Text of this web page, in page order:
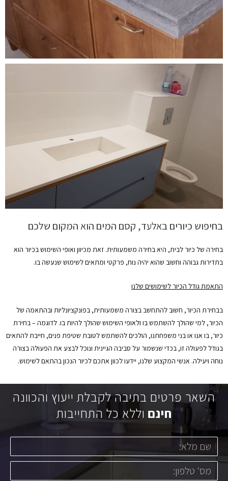
בחיפוש כיורים באלעד, קסם המים הוא המקום שלכם
בחירה של כיור לבית, היא בחירה משמעותית. זאת מכיוון ואופי השימוש בכיור הוא
בתדירות גבוהה וחשוב שהוא יהיה נוח, פרקטי ומתאים לשימוש שנעשה בו.
התאמת גודל הכיור לשימושים שלנו
בבחירת הכיור, חשוב להתחשב בצורה משמעותית, בפונקציונליות ובהתאמה של
הכיור, למי שהולך להשתמש בו ולאופי השימוש שהולך להיות בו. לדוגמה – בחירת
כיור, בו אנו או בני משפחתנו, הולכים להשתמש לטובת שטיפת פנים, חייבת להתאים
בגודל לפעולה זו, בכדי שנשמור על סביבה הגיינית ונוכל לבצע את הפעולה בצורה
נוחה ויעילה. אנשי המקצוע שלנו, יידעו לכוון אתכם לכיור הנכון בהתאם לשימוש.
השאר פרטים בתיבה לקבלת ייעוץ והכוונה
חינם וללא כל התחייבות